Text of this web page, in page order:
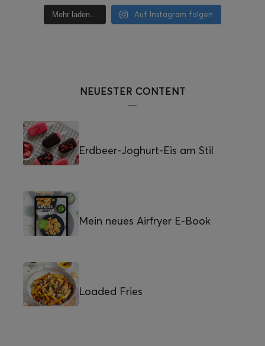
Mehr laden… Auf Instagram folgen
NEUESTER CONTENT
Erdbeer-Joghurt-Eis am Stil
Mein neues Airfryer E-Book
Loaded Fries